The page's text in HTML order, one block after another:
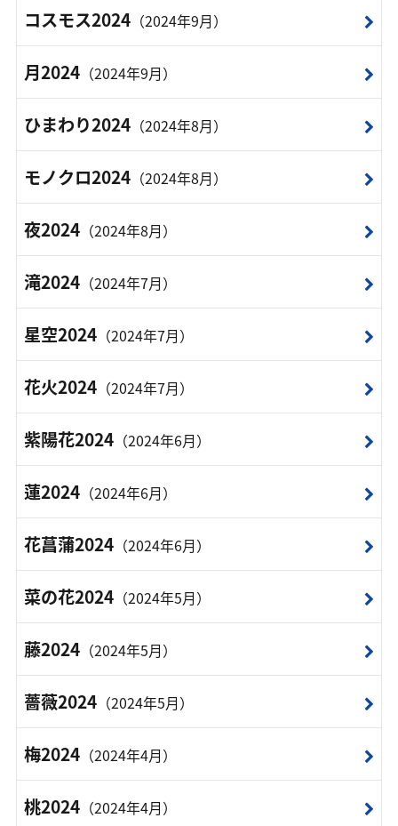
コスモス2024（2024年9月）
月2024（2024年9月）
ひまわり2024（2024年8月）
モノクロ2024（2024年8月）
夜2024（2024年8月）
滝2024（2024年7月）
星空2024（2024年7月）
花火2024（2024年7月）
紫陽花2024（2024年6月）
蓮2024（2024年6月）
花菖蒲2024（2024年6月）
菜の花2024（2024年5月）
藤2024（2024年5月）
薔薇2024（2024年5月）
梅2024（2024年4月）
桃2024（2024年4月）